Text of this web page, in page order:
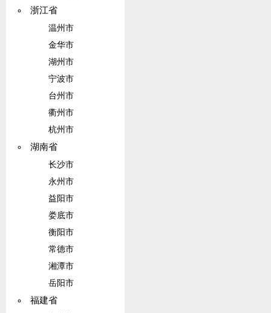
浙江省
温州市
金华市
湖州市
宁波市
台州市
衢州市
杭州市
湖南省
长沙市
永州市
益阳市
娄底市
衡阳市
常德市
湘潭市
岳阳市
福建省